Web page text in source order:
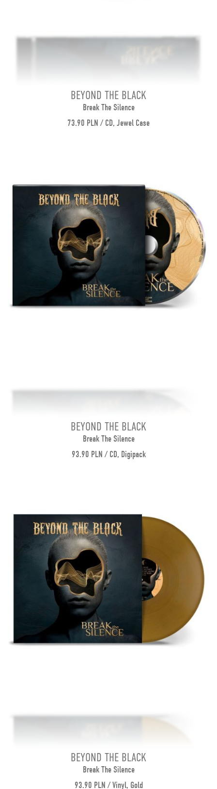
BEYOND THE BLACK
Break The Silence
73.90 PLN / CD, Jewel Case
BEYOND THE BLACK
Break The Silence
93.90 PLN / CD, Digipack
BEYOND THE BLACK
Break The Silence
93.90 PLN / Vinyl, Gold